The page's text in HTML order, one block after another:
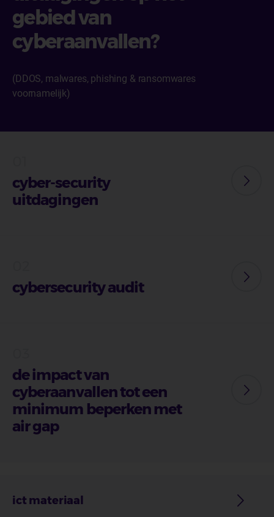
gebied van
cyberaanvallen?
(DDOS, malwares, phishing & ransomwares
voornamelijk)
cyber-security
uitdagingen
cybersecurity audit
de impact van
cyberaanvallen tot een
minimum beperken met
air gap
ict materiaal